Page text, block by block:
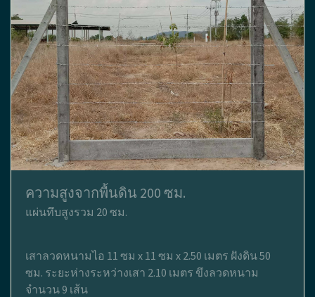
ความสูงจากพื้นดิน 200 ซม.
แผ่นทึบสูงรวม 20 ซม.
เสาลวดหนามไอ 11 ซม x 11 ซม x 2.50 เมตร ฝังดิน 50
ซม. ระยะห่างระหว่างเสา 2.10 เมตร ขึงลวดหนาม
จำนวน 9 เส้น